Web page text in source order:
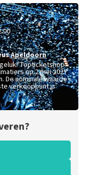
Apeldoorn
Topticketshop
op 2 mei 2027
De nominale waarde
verkooppunt is